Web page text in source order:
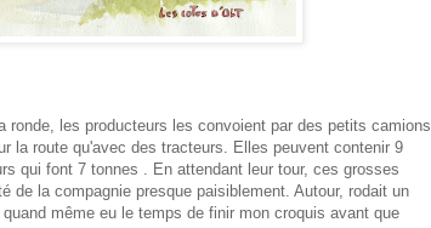
ronde, les producteurs les convoient par des petits camions
la route qu'avec des tracteurs. Elles peuvent contenir 9
qui font 7 tonnes . En attendant leur tour, ces grosses
de la compagnie presque paisiblement. Autour, rodait un
même eu le temps de finir mon croquis avant que